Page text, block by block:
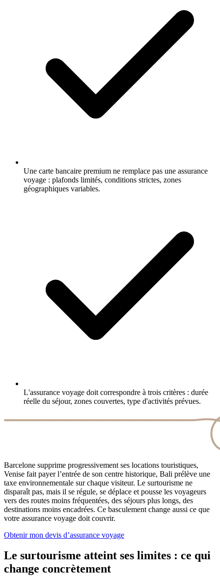
Une carte bancaire premium ne remplace pas une assurance
voyage : plafonds limités, conditions strictes, zones
géographiques variables.
L'assurance voyage doit correspondre à trois critères : durée
réelle du séjour, zones couvertes, type d'activités prévues.
Barcelone supprime progressivement ses locations touristiques,
Venise fait payer l’entrée de son centre historique, Bali prélève une
taxe environnementale sur chaque visiteur. Le surtourisme ne
disparaît pas, mais il se régule, se déplace et pousse les voyageurs
vers des routes moins fréquentées, des séjours plus longs, des
destinations moins encadrées. Ce basculement change aussi ce que
votre assurance voyage doit couvrir.
Obtenir mon devis d’assurance voyage
Le surtourisme atteint ses limites : ce qui
change concrètement